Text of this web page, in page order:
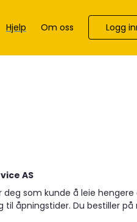
Hjelp Om oss Logg
AS
som kunde å leie hengere
åpningstider. Du bestiller